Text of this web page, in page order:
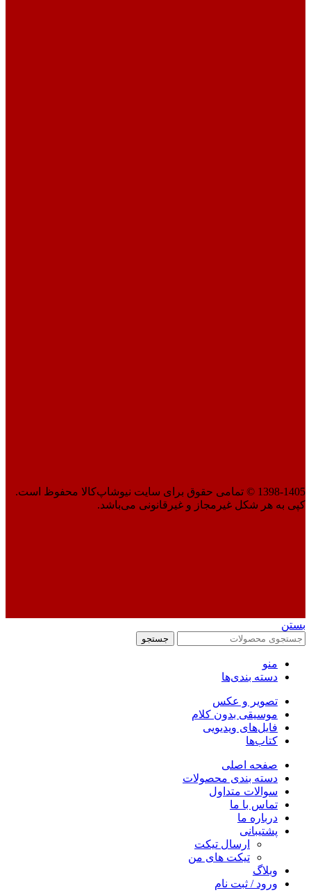
1398-1405 © تمامی حقوق برای سایت نیوشاپ‌کالا محفوظ است.
کپی به هر شکل غیرمجاز و غیرقانونی می‌باشد.
بستن
جستجو
منو
دسته بندی‌ها
تصویر و عکس
موسیقی بدون کلام
فایل‌های ویدیویی
کتاب‌ها
صفحه اصلی
دسته بندی محصولات
سوالات متداول
تماس با ما
درباره ما
پشتیبانی
ارسال تیکت
تیکت های من
وبلاگ
ورود / ثبت نام